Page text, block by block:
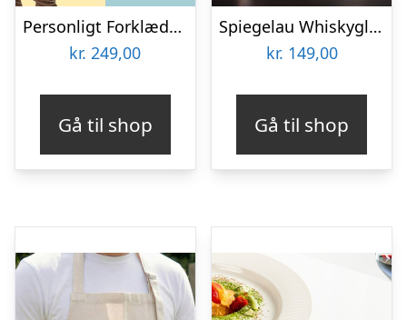
Personligt Forklæde med Billede – Multiface
kr. 249,00
Gå til shop
Spiegelau Whiskyglas med Gravering – Egen Tekst
kr. 149,00
Gå til shop